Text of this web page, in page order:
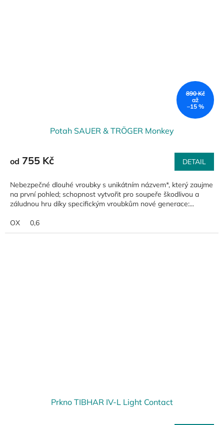
890 Kč
až
–15 %
Potah SAUER & TRÖGER Monkey
od 755 Kč DETAIL
Nebezpečné dlouhé vroubky s unikátním názvem*, který zaujme
na první pohled; schopnost vytvořit pro soupeře škodlivou a
záludnou hru díky specifickým vroubkům nové generace:...
OX 0,6
Prkno TIBHAR IV-L Light Contact